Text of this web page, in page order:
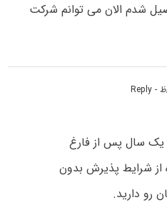
شدم الان می توانم شرکت
- Reply
یک سال پس از فارغ
شرایط پذیرش بدون
رو دارید.